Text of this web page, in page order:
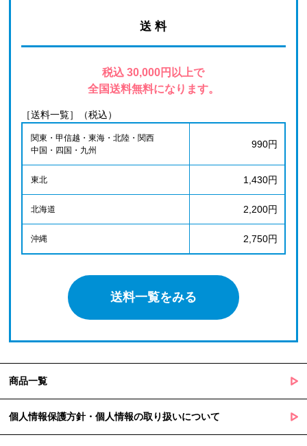
送 料
税込 30,000円以上で
全国送料無料になります。
［送料一覧］（税込）
関東・甲信越・東海・北陸・関西
中国・四国・九州
990円
東北 1,430円
北海道 2,200円
沖縄 2,750円
送料一覧をみる
商品一覧
個人情報保護方針・個人情報の取り扱いについて